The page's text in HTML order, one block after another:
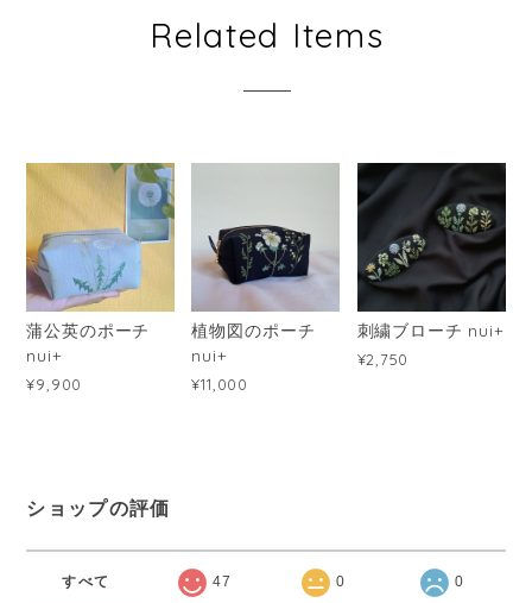
Related Items
蒲公英のポーチ
nui+
¥9,900
植物図のポーチ
nui+
¥11,000
刺繍ブローチ nui+
¥2,750
ショップの評価
すべて 47 0 0